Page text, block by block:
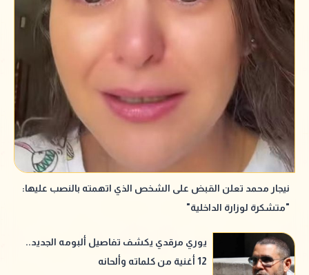
نيجار محمد تعلن القبض على الشخص الذي اتهمته بالنصب عليها:
"متشكرة لوزارة الداخلية"
يوري مرقدي يكشف تفاصيل ألبومه الجديد..
12 أغنية من كلماته وألحانه